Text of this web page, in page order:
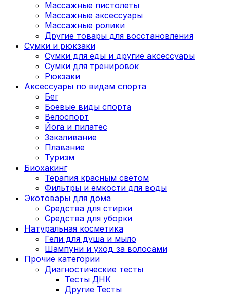
Массажные пистолеты
Массажные аксессуары
Массажные ролики
Другие товары для восстановления
Сумки и рюкзаки
Сумки для еды и другие аксессуары
Сумки для тренировок
Рюкзаки
Аксессуары по видам спорта
Бег
Боевые виды спорта
Велоспорт
Йога и пилатес
Закаливание
Плавание
Туризм
Биохакинг
Терапия красным светом
Фильтры и емкости для воды
Экотовары для дома
Средства для стирки
Средства для уборки
Натуральная косметика
Гели для душа и мыло
Шампуни и уход за волосами
Прочие категории
Диагностические тесты
Тесты ДНК
Другие Тесты